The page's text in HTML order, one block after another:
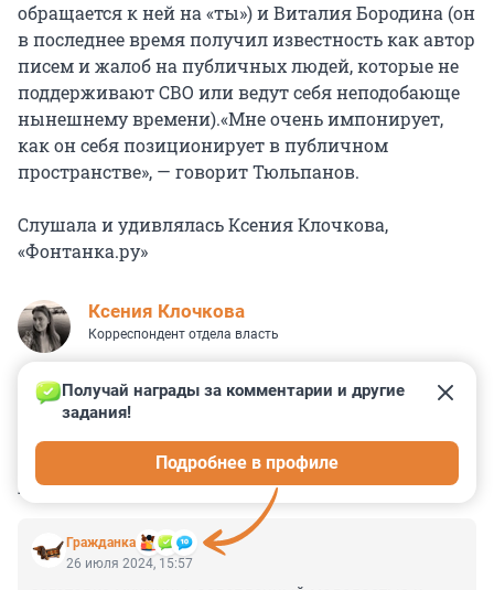
обращается к ней на «ты») и Виталия Бородина (он
в последнее время получил известность как автор
писем и жалоб на публичных людей, которые не
поддерживают СВО или ведут себя неподобающе
нынешнему времени).«Мне очень импонирует,
как он себя позиционирует в публичном
пространстве», — говорит Тюльпанов.
Слушала и удивлялась Ксения Клочкова,
«Фонтанка.ру»
Ксения Клочкова
Корреспондент отдела власть
КОММЕНТАРИИ 46
Гражданкa
Получай награды за комментарии и другие
задания!
Подробнее в профиле
26 июля 2024, 15:57